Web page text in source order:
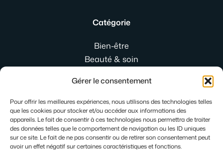
Gérer le consentement
Pour offrir les meilleures expériences, nous utilisons des technologies telles
que les cookies pour stocker et/ou accéder aux informations des
appareils. Le fait de consentir à ces technologies nous permettra de traiter
des données telles que le comportement de navigation ou les ID uniques
sur ce site. Le fait de ne pas consentir ou de retirer son consentement peut
avoir un effet négatif sur certaines caractéristiques et fonctions.
Catégorie
Bien-être
Beauté & soin
Mode
Relation intime
Recettes